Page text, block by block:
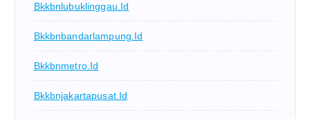
Bkkbnlubuklinggau.id
Bkkbnbandarlampung.id
Bkkbnmetro.id
Bkkbnjakartapusat.id